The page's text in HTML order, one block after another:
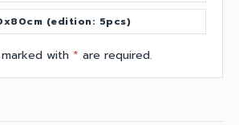
(edition: 5pcs)
with * are required.